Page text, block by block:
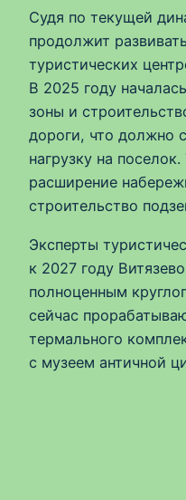
Судя по текущей
продолжит
туристических
В 2025 году
зоны и
дороги, что должно
нагрузку на
расширение
строительство
Эксперты
к 2027 году
полноценным
сейчас
термального
с музеем античной